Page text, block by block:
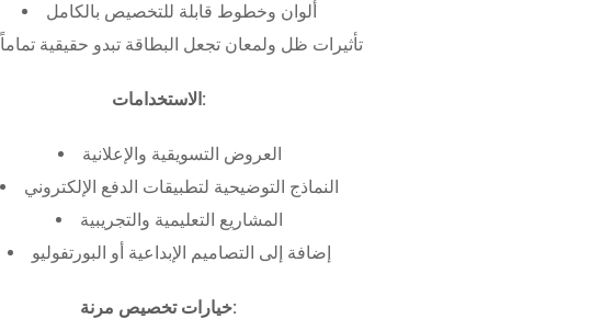
ألوان وخطوط قابلة للتخصيص بالكامل
تأثيرات ظل ولمعان تجعل البطاقة تبدو حقيقية تماماً
الاستخدامات:
العروض التسويقية والإعلانية
النماذج التوضيحية لتطبيقات الدفع الإلكتروني
المشاريع التعليمية والتجريبية
إضافة إلى التصاميم الإبداعية أو البورتفوليو
خيارات تخصيص مرنة: